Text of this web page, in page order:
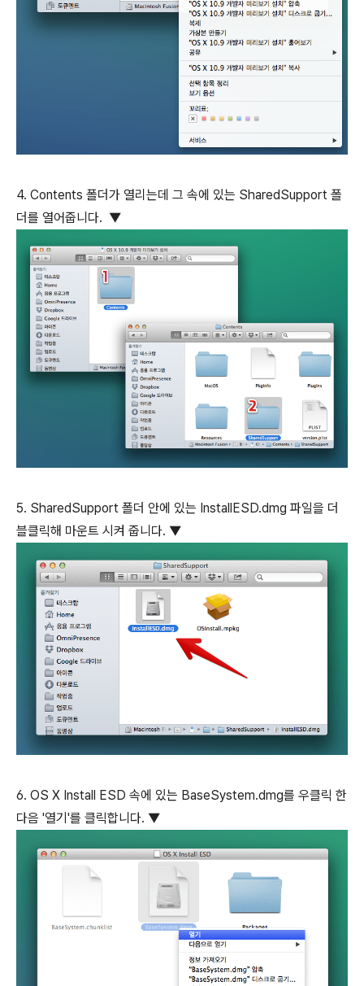
4. Contents 폴더가 열리는데 그 속에 있는 SharedSupport 폴
더를 열어줍니다. ▼
5. SharedSupport 폴더 안에 있는 InstallESD.dmg 파일을 더
블클릭해 마운트 시켜 줍니다. ▼
6. OS X Install ESD 속에 있는 BaseSystem.dmg를 우클릭 한
다음 '열기'를 클릭합니다. ▼